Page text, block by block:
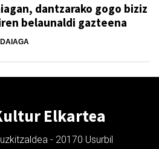
dantzarako gogo biziz
belaunaldi gazteena
Elkartea
- 20170 Usurbil